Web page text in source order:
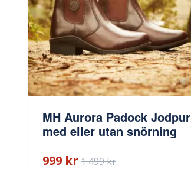
MH Aurora Padock Jodpur
med eller utan snörning
999 kr 1 499 kr